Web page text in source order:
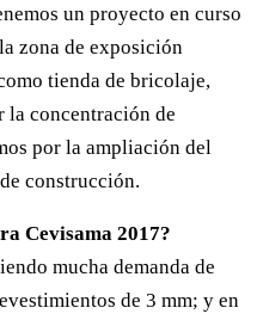
un proyecto en curso
zona de exposición
tienda de bricolaje,
la concentración de
por la ampliación del
construcción.
Cevisama 2017?
mucha demanda de
de 3 mm; y en